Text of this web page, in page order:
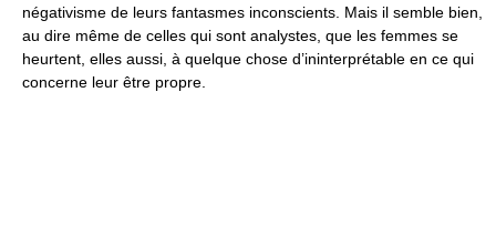
négativisme de leurs fantasmes inconscients. Mais il semble bien,
au dire même de celles qui sont analystes, que les femmes se
heurtent, elles aussi, à quelque chose d’ininterprétable en ce qui
concerne leur être propre.